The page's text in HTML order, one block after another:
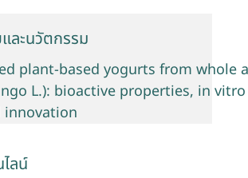
ละนวัตกรรม
plant-based yogurts from whole
L.): bioactive properties, in
ลน์